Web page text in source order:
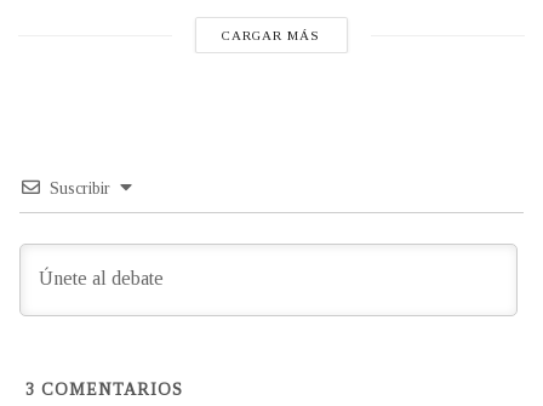
CARGAR MÁS
Suscribir
3 COMENTARIOS